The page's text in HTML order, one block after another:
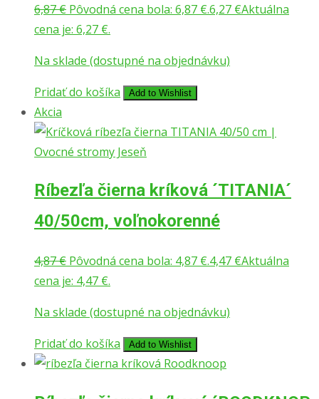
6,87€ Pôvodná cena bola: 6,87 €.6,27 €Aktuálna
cena je: 6,27 €.
Na sklade (dostupné na objednávku)
Pridať do košíka
Add to Wishlist
Akcia
Ríbezľa čierna kríková ´TITANIA´
40/50cm, voľnokorenné
4,87€ Pôvodná cena bola: 4,87 €.4,47 €Aktuálna
cena je: 4,47 €.
Na sklade (dostupné na objednávku)
Pridať do košíka
Add to Wishlist